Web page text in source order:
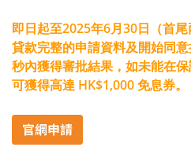
即日起至2025年6月30日（首
貸款完整的申請資料及開始同
秒內獲得審批結果，如未能在
可獲得高達 HK$1,000 免息券。